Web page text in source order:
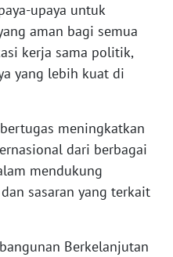
upaya untuk
aman bagi semua
kerja sama politik,
yang lebih kuat di
meningkatkan
dari berbagai
mendukung
sasaran yang terkait
Berkelanjutan